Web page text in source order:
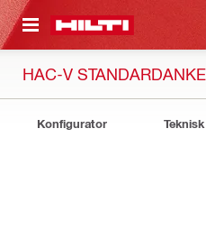
HOVEDINDHOLD
HAC-V
Konfigurator